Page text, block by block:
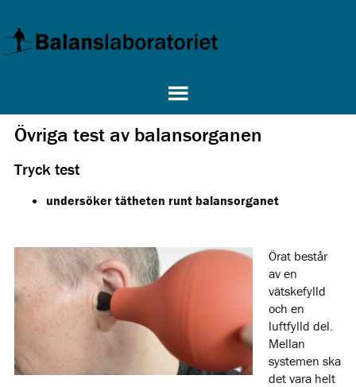
Övriga test av balansorganen
Tryck test
undersöker tätheten runt balansorganet
Örat består
av en
vätskefylld
och en
luftfylld del.
Mellan
systemen ska
det vara helt